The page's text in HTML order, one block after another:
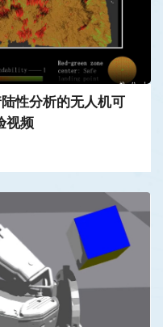
性分析的无人机可
视频